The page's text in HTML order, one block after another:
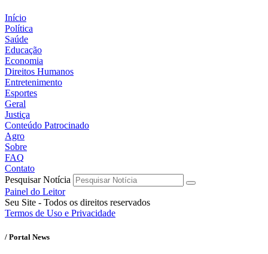
Início
Política
Saúde
Educação
Economia
Direitos Humanos
Entretenimento
Esportes
Geral
Justiça
Conteúdo Patrocinado
Agro
Sobre
FAQ
Contato
Pesquisar Notícia
Painel do Leitor
Seu Site - Todos os direitos reservados
Termos de Uso e Privacidade
/ Portal News